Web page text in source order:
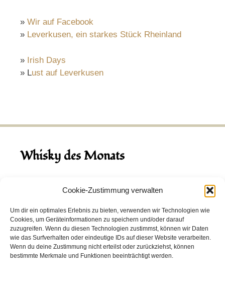
Cookie-Zustimmung verwalten
Um dir ein optimales Erlebnis zu bieten, verwenden wir Technologien wie
Cookies, um Geräteinformationen zu speichern und/oder darauf
zuzugreifen. Wenn du diesen Technologien zustimmst, können wir Daten
wie das Surfverhalten oder eindeutige IDs auf dieser Website verarbeiten.
Wenn du deine Zustimmung nicht erteilst oder zurückziehst, können
bestimmte Merkmale und Funktionen beeinträchtigt werden.
» Wir auf Facebook
» Leverkusen, ein starkes Stück Rheinland
» Irish Days
» Lust auf Leverkusen
Whisky des Monats
August 2026
Hinch Double Wood
Destillerie:Hinch(Irland)
Single Malt, 43.0%
Peated: Nein